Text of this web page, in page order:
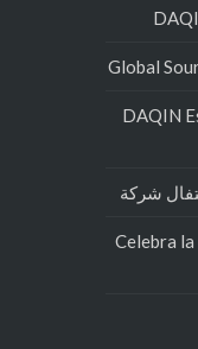
Global
DAQIN
Celebra